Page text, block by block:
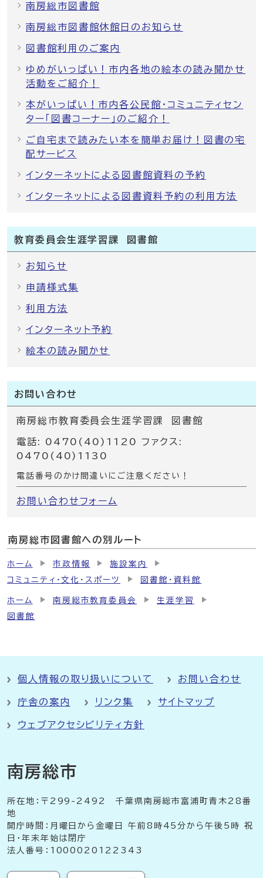
南房総市図書館
南房総市図書館休館日のお知らせ
図書館利用のご案内
ゆめがいっぱい！市内各地の絵本の読み聞かせ
活動をご紹介！
本がいっぱい！市内各公民館・コミュニティセン
ター「図書コーナー」のご紹介！
ご自宅まで読みたい本を簡単お届け！図書の宅
配サービス
インターネットによる図書館資料の予約
インターネットによる図書資料予約の利用方法
教育委員会生涯学習課 図書館
お知らせ
申請様式集
利用方法
インターネット予約
絵本の読み聞かせ
お問い合わせ
南房総市教育委員会生涯学習課 図書館
電話: 0470(40)1120 ファクス:
0470(40)1130
電話番号のかけ間違いにご注意ください！
お問い合わせフォーム
南房総市図書館への別ルート
ホーム 市政情報
施設案内
コミュニティ・文化・スポーツ
図書館・資料館
ホーム 南房総市教育委員会
生涯学習
図書館
個人情報の取り扱いについて お問い合わせ
庁舎の案内 リンク集 サイトマップ
ウェブアクセシビリティ方針
南房総市
所在地：〒299-2492 千葉県南房総市富浦町青木28番
地
開庁時間：月曜日から金曜日 午前8時45分から午後5時 祝
日・年末年始は閉庁
法人番号：1000020122343